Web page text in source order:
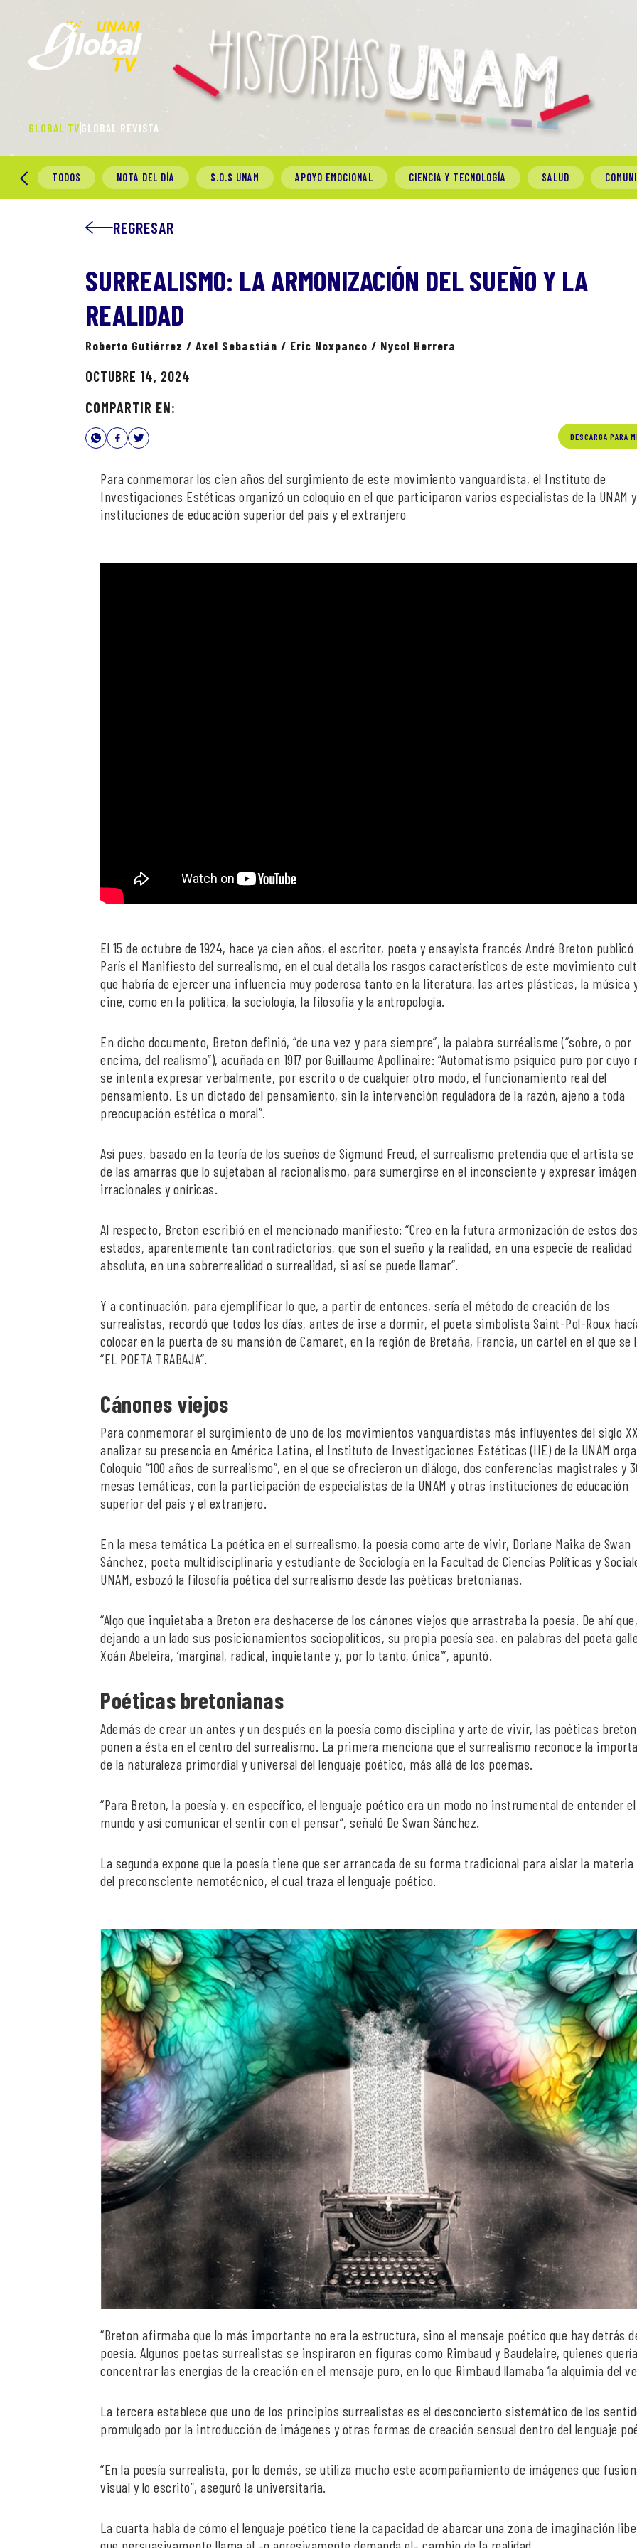
GLOBAL TV GLOBAL REVISTA
TODOS NOTA DEL DÍA S.O.S UNAM APOYO EMOCIONAL CIENCIA Y TECNOLOGÍA SALUD
REGRESAR
SURREALISMO: LA ARMONIZACIÓN DEL SUEÑO Y LA
REALIDAD
Roberto Gutiérrez / Axel Sebastián / Eric Noxpanco / Nycol Herrera
OCTUBRE 14, 2024
COMPARTIR EN:
DESCARGA PARA
Para conmemorar los cien años del surgimiento de este movimiento vanguardista, el Instituto de
Investigaciones Estéticas organizó un coloquio en el que participaron varios especialistas de la UNAM
instituciones de educación superior del país y el extranjero
El 15 de octubre de 1924, hace ya cien años, el escritor, poeta y ensayista francés André Breton publicó
París el Manifiesto del surrealismo, en el cual detalla los rasgos característicos de este movimiento
que habría de ejercer una influencia muy poderosa tanto en la literatura, las artes plásticas, la música
cine, como en la política, la sociología, la filosofía y la antropología.
En dicho documento, Breton definió, “de una vez y para siempre”, la palabra surréalisme (“sobre, o por
encima, del realismo”), acuñada en 1917 por Guillaume Apollinaire: “Automatismo psíquico puro por cuyo
se intenta expresar verbalmente, por escrito o de cualquier otro modo, el funcionamiento real del
pensamiento. Es un dictado del pensamiento, sin la intervención reguladora de la razón, ajeno a toda
preocupación estética o moral”.
Así pues, basado en la teoría de los sueños de Sigmund Freud, el surrealismo pretendía que el artista
de las amarras que lo sujetaban al racionalismo, para sumergirse en el inconsciente y expresar
irracionales y oníricas.
Al respecto, Breton escribió en el mencionado manifiesto: “Creo en la futura armonización de estos
estados, aparentemente tan contradictorios, que son el sueño y la realidad, en una especie de realidad
absoluta, en una sobrerrealidad o surrealidad, si así se puede llamar”.
Y a continuación, para ejemplificar lo que, a partir de entonces, sería el método de creación de los
surrealistas, recordó que todos los días, antes de irse a dormir, el poeta simbolista Saint-Pol-Roux
colocar en la puerta de su mansión de Camaret, en la región de Bretaña, Francia, un cartel en el que se
“EL POETA TRABAJA”.
Cánones viejos
Para conmemorar el surgimiento de uno de los movimientos vanguardistas más influyentes del siglo
analizar su presencia en América Latina, el Instituto de Investigaciones Estéticas (IIE) de la UNAM
Coloquio “100 años de surrealismo”, en el que se ofrecieron un diálogo, dos conferencias magistrales y
mesas temáticas, con la participación de especialistas de la UNAM y otras instituciones de educación
superior del país y el extranjero.
En la mesa temática La poética en el surrealismo, la poesía como arte de vivir, Doriane Maika de Swan
Sánchez, poeta multidisciplinaria y estudiante de Sociología en la Facultad de Ciencias Políticas y
UNAM, esbozó la filosofía poética del surrealismo desde las poéticas bretonianas.
“Algo que inquietaba a Breton era deshacerse de los cánones viejos que arrastraba la poesía. De ahí
dejando a un lado sus posicionamientos sociopolíticos, su propia poesía sea, en palabras del poeta
Xoán Abeleira, ‘marginal, radical, inquietante y, por lo tanto, única’”, apuntó.
Poéticas bretonianas
Además de crear un antes y un después en la poesía como disciplina y arte de vivir, las poéticas
ponen a ésta en el centro del surrealismo. La primera menciona que el surrealismo reconoce la
de la naturaleza primordial y universal del lenguaje poético, más allá de los poemas.
“Para Breton, la poesía y, en específico, el lenguaje poético era un modo no instrumental de entender el
mundo y así comunicar el sentir con el pensar”, señaló De Swan Sánchez.
La segunda expone que la poesía tiene que ser arrancada de su forma tradicional para aislar la
del preconsciente nemotécnico, el cual traza el lenguaje poético.
“Breton afirmaba que lo más importante no era la estructura, sino el mensaje poético que hay detrás
poesía. Algunos poetas surrealistas se inspiraron en figuras como Rimbaud y Baudelaire, quienes
concentrar las energías de la creación en el mensaje puro, en lo que Rimbaud llamaba ‘la alquimia del
La tercera establece que uno de los principios surrealistas es el desconcierto sistemático de los
promulgado por la introducción de imágenes y otras formas de creación sensual dentro del lenguaje
“En la poesía surrealista, por lo demás, se utiliza mucho este acompañamiento de imágenes que
visual y lo escrito”, aseguró la universitaria.
La cuarta habla de cómo el lenguaje poético tiene la capacidad de abarcar una zona de imaginación